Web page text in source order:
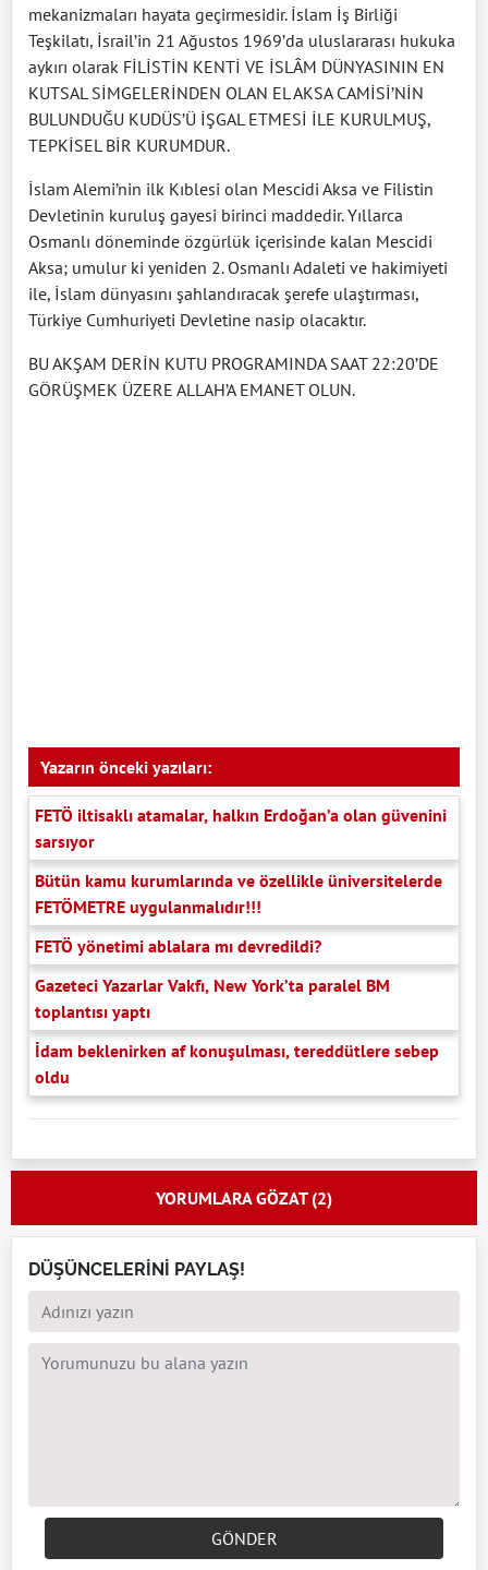
mekanizmaları hayata geçirmesidir. İslam İş Birliği
Teşkilatı, İsrail’in 21 Ağustos 1969’da uluslararası hukuka
aykırı olarak FİLİSTİN KENTİ VE İSLÂM DÜNYASININ EN
KUTSAL SİMGELERİNDEN OLAN EL AKSA CAMİSİ’NİN
BULUNDUĞU KUDÜS’Ü İŞGAL ETMESİ İLE KURULMUŞ,
TEPKİSEL BİR KURUMDUR.
İslam Alemi’nin ilk Kıblesi olan Mescidi Aksa ve Filistin
Devletinin kuruluş gayesi birinci maddedir. Yıllarca
Osmanlı döneminde özgürlük içerisinde kalan Mescidi
Aksa; umulur ki yeniden 2. Osmanlı Adaleti ve hakimiyeti
ile, İslam dünyasını şahlandıracak şerefe ulaştırması,
Türkiye Cumhuriyeti Devletine nasip olacaktır.
BU AKŞAM DERİN KUTU PROGRAMINDA SAAT 22:20’DE
GÖRÜŞMEK ÜZERE ALLAH’A EMANET OLUN.
Yazarın önceki yazıları:
FETÖ iltisaklı atamalar, halkın Erdoğan’a olan güvenini
sarsıyor
Bütün kamu kurumlarında ve özellikle üniversitelerde
FETÖMETRE uygulanmalıdır!!!
FETÖ yönetimi ablalara mı devredildi?
Gazeteci Yazarlar Vakfı, New York’ta paralel BM
toplantısı yaptı
İdam beklenirken af konuşulması, tereddütlere sebep
oldu
YORUMLARA GÖZAT (2)
DÜŞÜNCELERİNİ PAYLAŞ!
GÖNDER